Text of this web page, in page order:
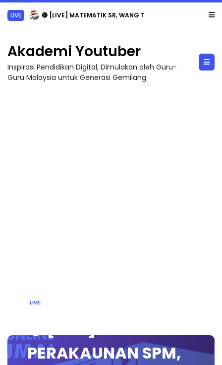
LIVE 🔴 [LIVE] MATEMATIK SR, WANG TAHUN 6 OLEH CIKGU ANITA #ALLINONE #141 #...
Akademi Youtuber
Inspirasi Pendidikan Digital, Dimulakan oleh Guru-
Guru Malaysia untuk Generasi Gemilang
LIVE
🔴 [LIVE] PRINSIP
PERAKAUNAN SPM,